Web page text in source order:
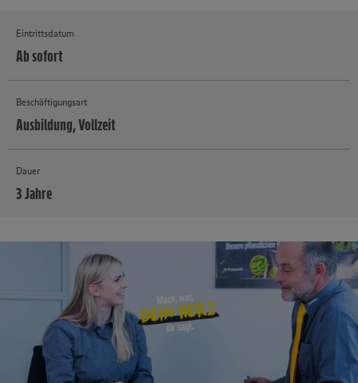
Eintrittsdatum
Ab sofort
Beschäftigungsart
Ausbildung, Vollzeit
Dauer
3 Jahre